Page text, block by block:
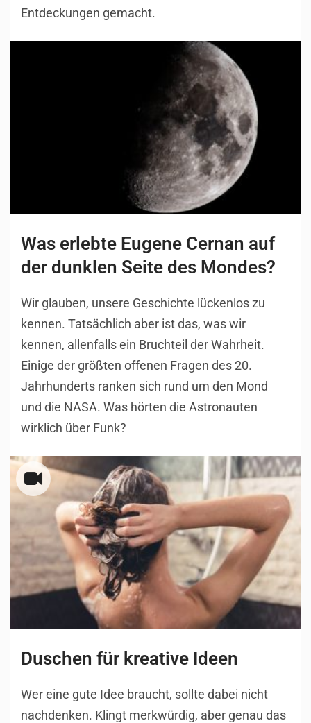
Entdeckungen gemacht.
Was erlebte Eugene Cernan auf
der dunklen Seite des Mondes?
Wir glauben, unsere Geschichte lückenlos zu
kennen. Tatsächlich aber ist das, was wir
kennen, allenfalls ein Bruchteil der Wahrheit.
Einige der größten offenen Fragen des 20.
Jahrhunderts ranken sich rund um den Mond
und die NASA. Was hörten die Astronauten
wirklich über Funk?
Duschen für kreative Ideen
Wer eine gute Idee braucht, sollte dabei nicht
nachdenken. Klingt merkwürdig, aber genau das